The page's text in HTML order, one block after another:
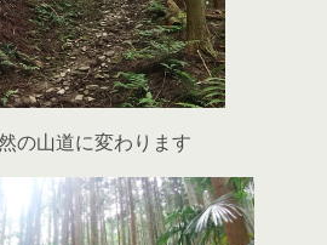
の山道に変わります